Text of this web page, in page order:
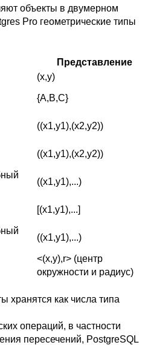
объекты в двумерном
Pro геометрические типы
Представление
(x,y)
{A,B,C}
((x1,y1),(x2,y2))
((x1,y1),(x2,y2))
((x1,y1),...)
[(x1,y1),...]
((x1,y1),...)
<(x,y),r> (центр
окружности и радиус)
хранятся как числа типа
операций, в частности
пересечений, PostgreSQL